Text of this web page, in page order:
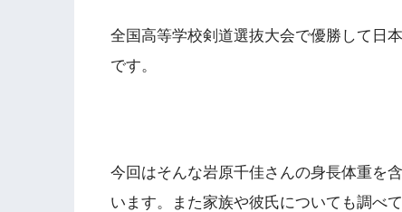
全国高等学校剣道選抜大会で優勝して日
です。
今回はそんな岩原千佳さんの身長体重を
います。また家族や彼氏についても調べ